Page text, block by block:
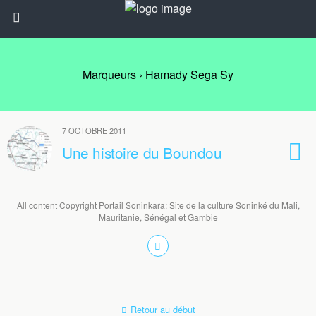
Marqueurs › Hamady Sega Sy
7 OCTOBRE 2011
Une histoire du Boundou
All content Copyright Portail Soninkara: Site de la culture Soninké du Mali,
Mauritanie, Sénégal et Gambie
Retour au début